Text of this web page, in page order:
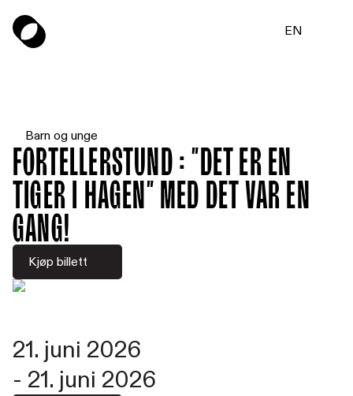
EN
Barn og unge
FORTELLERSTUND : ”Det er en
tiger i hagen” med Det var en
gang!
Kjøp billett
21. juni 2026
- 21. juni 2026